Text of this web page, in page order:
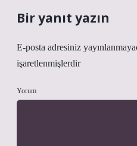
Bir yanıt yazın
E-posta adresiniz
işaretlenmişlerdir
Yorum